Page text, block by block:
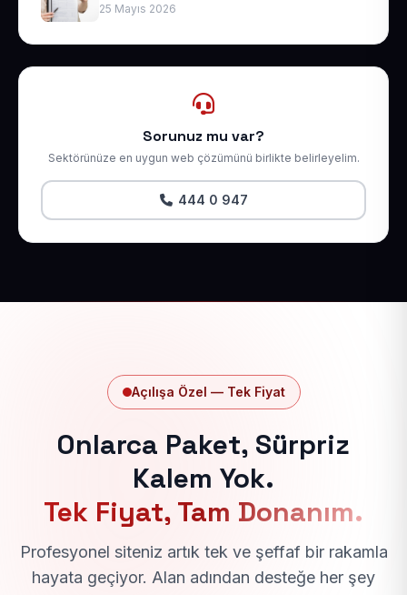
25 Mayıs 2026
Sorunuz mu var?
Sektörünüze en uygun web çözümünü birlikte belirleyelim.
444 0 947
Açılışa Özel — Tek Fiyat
Onlarca Paket, Sürpriz
Kalem Yok.
Tek Fiyat, Tam Donanım.
Profesyonel siteniz artık tek ve şeffaf bir rakamla
hayata geçiyor. Alan adından desteğe her şey